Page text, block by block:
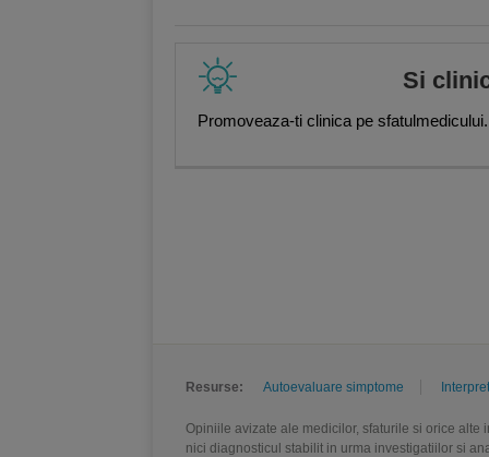
Si
Promoveaza-ti clinica pe
Resurse: Autoevaluare simptome
Opiniile avizate ale medicilor, sfaturile si orice
nici diagnosticul stabilit in urma investigatiilor si